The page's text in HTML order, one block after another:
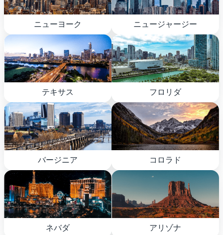
ニューヨーク ニュージャージー
テキサス フロリダ
バージニア コロラド
ネバダ アリゾナ